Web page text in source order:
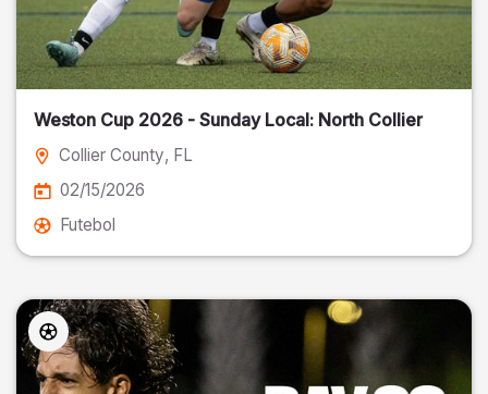
Weston Cup 2026 - Sunday Local: North Collier
Collier County, FL
02/15/2026
Futebol